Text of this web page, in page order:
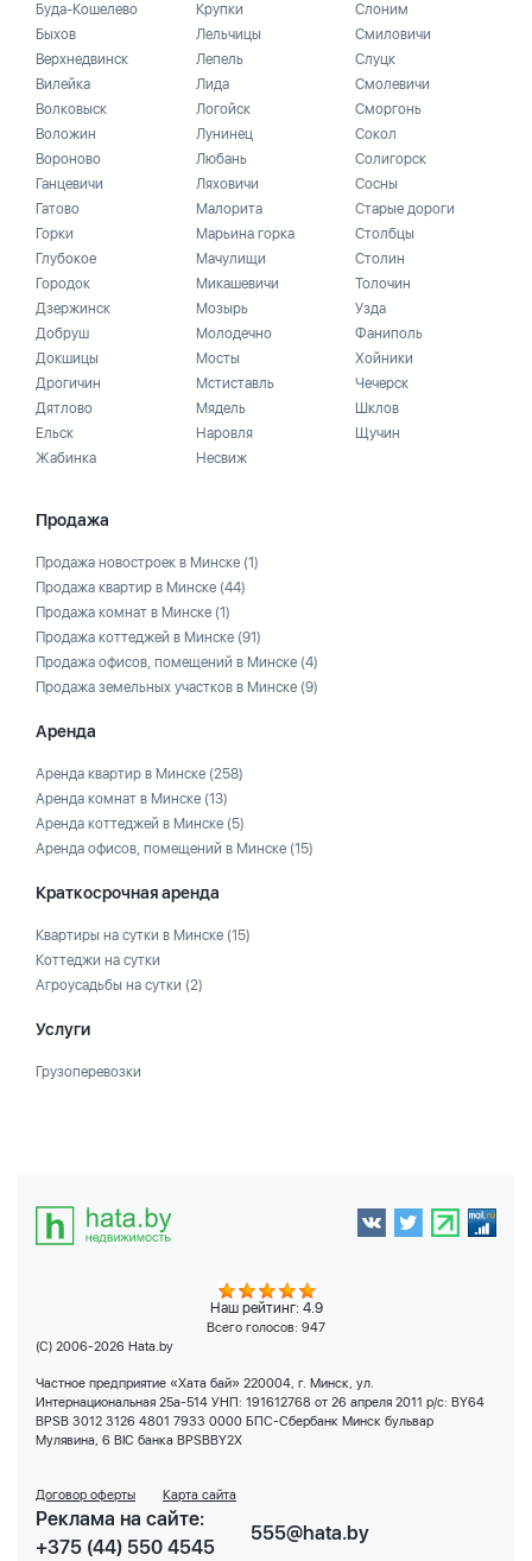
Буда-Кошелево
Быхов
Верхнедвинск
Вилейка
Волковыск
Воложин
Вороново
Ганцевичи
Гатово
Горки
Глубокое
Городок
Дзержинск
Добруш
Докшицы
Дрогичин
Дятлово
Ельск
Жабинка
Крупки
Лельчицы
Лепель
Лида
Логойск
Лунинец
Любань
Ляховичи
Малорита
Марьина горка
Мачулищи
Микашевичи
Мозырь
Молодечно
Мосты
Мстиставль
Мядель
Наровля
Несвиж
Слоним
Смиловичи
Слуцк
Смолевичи
Сморгонь
Сокол
Солигорск
Сосны
Старые дороги
Столбцы
Столин
Толочин
Узда
Фаниполь
Хойники
Чечерск
Шклов
Щучин
Продажа
Продажа новостроек в Минске (1)
Продажа квартир в Минске (44)
Продажа комнат в Минске (1)
Продажа коттеджей в Минске (91)
Продажа офисов, помещений в Минске (4)
Продажа земельных участков в Минске (9)
Аренда
Аренда квартир в Минске (258)
Аренда комнат в Минске (13)
Аренда коттеджей в Минске (5)
Аренда офисов, помещений в Минске (15)
Краткосрочная аренда
Квартиры на сутки в Минске (15)
Коттеджи на сутки
Агроусадьбы на сутки (2)
Услуги
Грузоперевозки
Наш рейтинг: 4.9
Всего голосов: 947
(C) 2006-2026 Hata.by
Частное предприятие «Хата бай» 220004, г. Минск, ул.
Интернациональная 25а-514 УНП: 191612768 от 26 апреля 2011 р/с: BY64
BPSB 3012 3126 4801 7933 0000 БПС-Сбербанк Минск бульвар
Мулявина, 6 BIC банка BPSBBY2X
Договор оферты Карта сайта
Реклама на сайте:
+375 (44) 550 4545
555@hata.by